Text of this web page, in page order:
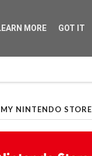
NINTENDO STORE
MORE GOT IT